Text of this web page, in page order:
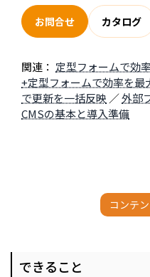
お問合せ カタログ
関連： 定型フォームで効
+定型フォームで効率を最
で更新を一括反映 ／外部
CMSの基本と導入準備
コンテ
できること